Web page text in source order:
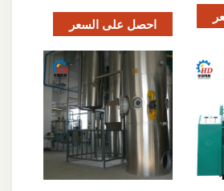
احصل على السعر